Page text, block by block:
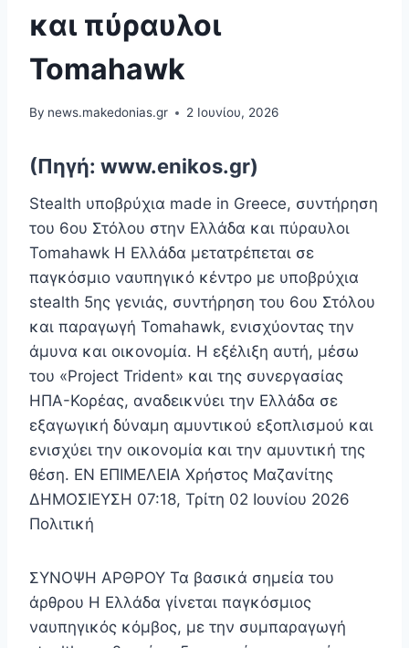
και πύραυλοι
Tomahawk
By news.makedonias.gr 2 Ιουνίου, 2026
(Πηγή: www.enikos.gr)
Stealth υποβρύχια made in Greece, συντήρηση
του 6ου Στόλου στην Ελλάδα και πύραυλοι
Tomahawk Η Ελλάδα μετατρέπεται σε
παγκόσμιο ναυπηγικό κέντρο με υποβρύχια
stealth 5ης γενιάς, συντήρηση του 6ου Στόλου
και παραγωγή Tomahawk, ενισχύοντας την
άμυνα και οικονομία. Η εξέλιξη αυτή, μέσω
του «Project Trident» και της συνεργασίας
ΗΠΑ-Κορέας, αναδεικνύει την Ελλάδα σε
εξαγωγική δύναμη αμυντικού εξοπλισμού και
ενισχύει την οικονομία και την αμυντική της
θέση. EN ΕΠΙΜΕΛΕΙΑ Χρήστος Μαζανίτης
ΔΗΜΟΣΙΕΥΣΗ 07:18, Τρίτη 02 Ιουνίου 2026
Πολιτική
ΣΥΝΟΨΗ ΑΡΘΡΟΥ Τα βασικά σημεία του
άρθρου Η Ελλάδα γίνεται παγκόσμιος
ναυπηγικός κόμβος, με την συμπαραγωγή